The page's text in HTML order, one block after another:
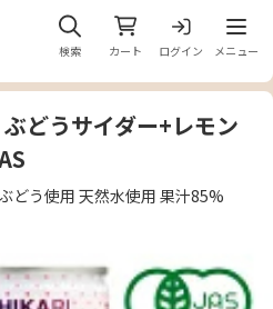
検索 カート ログイン
メニ
メニュー
どうサイダー+レモン
どう使用 天然水使用 果汁85%